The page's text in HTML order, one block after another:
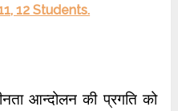
12 Students.
आन्दोलन की प्रगति को